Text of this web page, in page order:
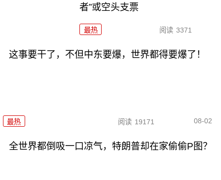
者”或空头支票
最热 阅读 3371
这事要干了，不但中东要爆，世界都得要爆了！
最热 阅读 19171 08-02
全世界都倒吸一口凉气，特朗普却在家偷偷P图？